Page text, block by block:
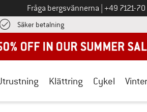
Fråga bergsvännerna Ring oss på
+49 7121-70
Säker betalningHitta
Klättring Cykel Vinter